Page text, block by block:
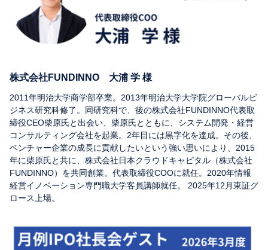
株式会社FUNDINNO 大浦 学 様
2011年明治大学商学部卒業。2013年明治大学大学院グローバルビ
ジネス研究科修了。同研究科で、後の株式会社FUNDINNO代表取
締役CEO柴原氏と出会い、柴原氏とともに、システム開発・経営
コンサルティング会社を起業。2年目には黒字化を達成。その後、
ベンチャー企業の成長に貢献したいという強い思いにより、2015
年に柴原氏と共に、株式会社日本クラウドキャピタル（株式会社
FUNDINNO）を共同創業。代表取締役COOに就任。2020年情報
経営イノベーション専門職大学客員講師就任。 2025年12月東証グ
ロース上場。